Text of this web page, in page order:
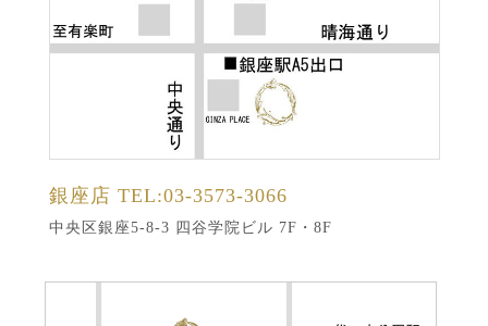
銀座店 TEL:03-3573-3066
中央区銀座5-8-3 四谷学院ビル 7F・8F